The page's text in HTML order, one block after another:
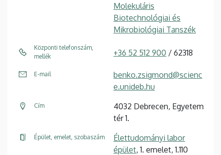
Molekuláris
Biotechnológiai és
Mikrobiológiai Tanszék
Központi telefonszám,
mellék
+36 52 512 900 / 62318
E-mail
benko.zsigmond@scienc
e.unideb.hu
Cím
4032 Debrecen, Egyetem
tér 1.
Épület, emelet, szobaszám
Élettudományi labor
épület, 1. emelet, 1.110